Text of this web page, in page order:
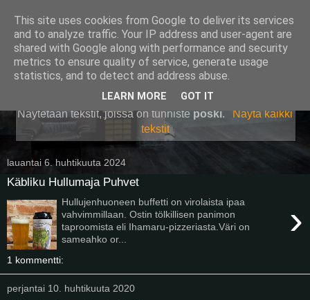
Pullollinen
Näytetään tekstit, joissa on tunniste poski.
Näytä kaikki
tekstit
lauantai 6. huhtikuuta 2024
Käbliku Hullumaja Puhvet
›
Hullujenhuoneen buffetti on virolaista ipaa
vahvimmillaan. Ostin tölkillisen panimon
taproomista eli Ihamaru-pizzeriasta.Väri on
sameahko or...
1 kommentti:
perjantai 10. huhtikuuta 2020
This site uses cookies from Google to deliver its services
and to analyze traffic. Your IP address and user-agent are
shared with Google along with performance and security
metrics to ensure quality of service, generate usage
statistics, and to detect and address abuse.
LEARN MORE GOT IT